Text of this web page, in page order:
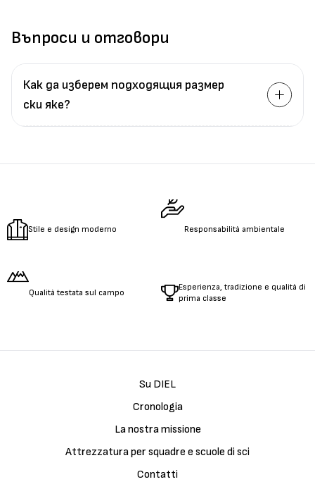
Въпроси и отговори
Как да изберем подходящия размер
ски яке?
Измеретеобиколкатана талията.
Stile e design moderno Responsabilità ambientale
Qualità testata sul campo
Esperienza, tradizione e qualità di
prima classe
Su DIEL
Cronologia
La nostra missione
Attrezzatura per squadre e scuole di sci
Contatti